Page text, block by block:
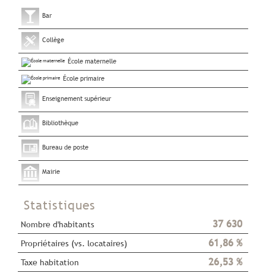
Bar
Collège
École maternelle
École primaire
Enseignement supérieur
Bibliothèque
Bureau de poste
Mairie
Statistiques
Nombre d'habitants 37 630
Propriétaires (vs. locataires) 61,86 %
Taxe habitation 26,53 %